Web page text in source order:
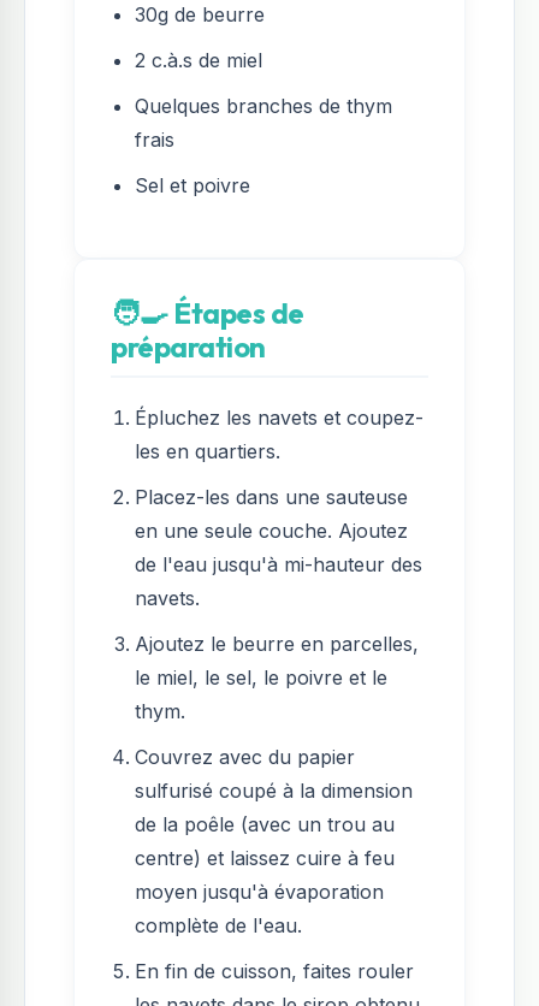
30g de beurre
2 c.à.s de miel
Quelques branches de thym
frais
Sel et poivre
🧑‍🍳 Étapes de
préparation
Épluchez les navets et coupez-
les en quartiers.
Placez-les dans une sauteuse
en une seule couche. Ajoutez
de l'eau jusqu'à mi-hauteur des
navets.
Ajoutez le beurre en parcelles,
le miel, le sel, le poivre et le
thym.
Couvrez avec du papier
sulfurisé coupé à la dimension
de la poêle (avec un trou au
centre) et laissez cuire à feu
moyen jusqu'à évaporation
complète de l'eau.
En fin de cuisson, faites rouler